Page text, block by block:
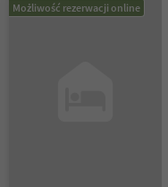
Możliwość rezerwacji online